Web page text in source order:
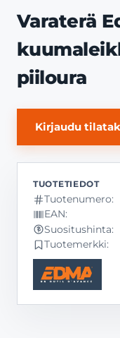
Varaterä
piiloura
Kirjaudu
Tuotenumero:
EAN:
Suositushinta:
Tuotemerkki: